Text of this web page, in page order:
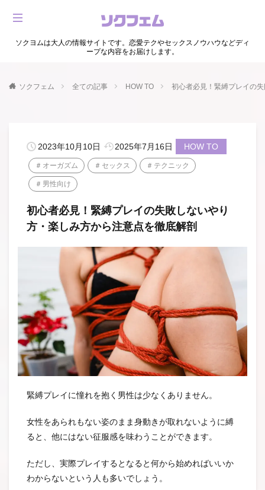
ソクヨムは大人の情報サイトです。恋愛テクやセックスノウハウなどディ
ープな内容をお届けします。
ソクフェム 全ての記事 HOW TO 初心者必見！緊縛プレイの
2023年10月10日 2025年7月16日 HOW TO
オーガズム セックス テクニック
男性向け
初心者必見！緊縛プレイの失敗しないやり
方・楽しみ方から注意点を徹底解剖
緊縛プレイに憧れを抱く男性は少なくありません。
女性をあられもない姿のまま身動きが取れないように縛
ると、他にはない征服感を味わうことができます。
ただし、実際プレイするとなると何から始めればいいか
わからないという人も多いでしょう。